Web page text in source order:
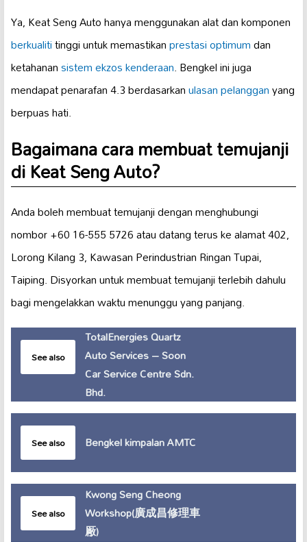
Ya, Keat Seng Auto hanya menggunakan alat dan komponen
berkualititinggi untuk memastikanprestasi optimumdan
ketahanansistem ekzos kenderaan. Bengkel ini juga
mendapat penarafan 4.3 berdasarkanulasan pelangganyang
berpuas hati.
Bagaimana cara membuat temujanji
di Keat Seng Auto?
Anda boleh membuat temujanji dengan menghubungi
nombor +60 16-555 5726 atau datang terus ke alamat 402,
Lorong Kilang 3, Kawasan Perindustrian Ringan Tupai,
Taiping. Disyorkan untuk membuat temujanji terlebih dahulu
bagi mengelakkan waktu menunggu yang panjang.
See also
TotalEnergies Quartz
Auto Services – Soon
Car Service Centre Sdn.
Bhd.
See also Bengkel kimpalan AMTC
See also
Kwong Seng Cheong
Workshop(廣成昌修理車
厰)